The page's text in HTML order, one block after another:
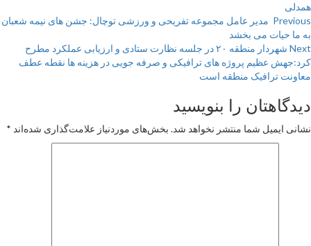
همدلی
Post
navigation
Previous مدیر عامل مجموعه تفریحی و ورزشی توچال: جشن های نیمه شعبان
به ما حیات می بخشد
Next
شهردار منطقه ۲۰ در جلسه نظارت ستادی و ارزیابی عملکرد مطرح
کرد:جهش عظیم پروژه های ترافیکی و صرفه جویی در هزینه ها نقطه عطف
معاونت ترافیک منطقه است
دیدگاهتان را بنویسید
نشانی ایمیل شما منتشر نخواهد شد. بخش‌های موردنیاز علامت‌گذاری شده‌اند *